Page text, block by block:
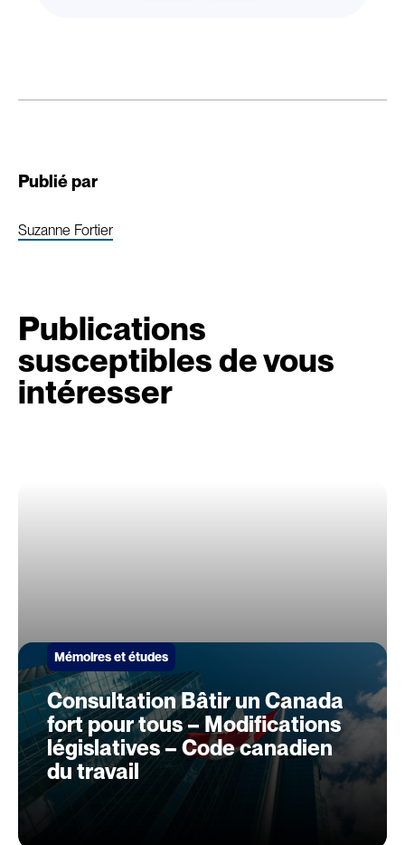
Publié par
Suzanne Fortier
Publications
susceptibles de vous
intéresser
Mémoires et études
Consultation Bâtir un Canada
fort pour tous – Modifications
législatives – Code canadien
du travail